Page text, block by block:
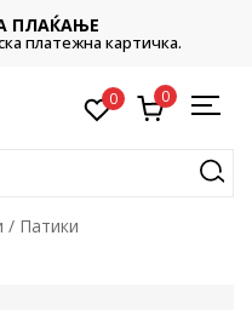
ПЛАЌАЊЕ
платежна картичка.
0 0
Патики